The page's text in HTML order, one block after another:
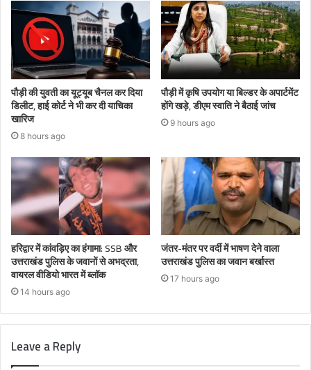
पौड़ी की युवती का यूट्यूब चैनल कर दिया
डिलीट, हाई कोर्ट ने भी कर दी याचिका
खारिज
8 hours ago
पौड़ी में कृषि उपयोग या बिल्डर के अपार्टमेंट
होंगे खड़े, डीएम स्वाति ने बैठाई जांच
9 hours ago
हरिद्वार में कांवड़िए का हंगामा: SSB और
उत्तराखंड पुलिस के जवानों से अभद्रता,
वायरल वीडियो भारत में ब्लॉक
14 hours ago
जंतर-मंतर पर वर्दी में भाषण देने वाला
उत्तराखंड पुलिस का जवान बर्खास्त
17 hours ago
Leave a Reply